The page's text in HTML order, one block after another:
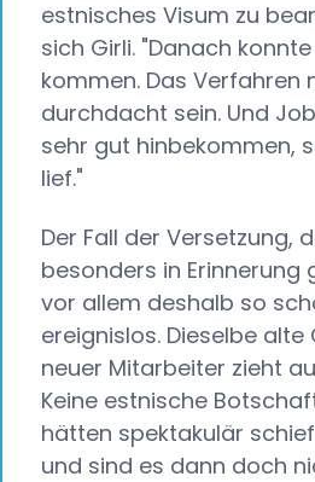
estnisches Visum zu
sich Girli. "Danach
kommen. Das Verfahren
durchdacht sein. Und
sehr gut hinbekommen,
lief."
Der Fall der Versetzung,
besonders in Erinnerung
vor allem deshalb so
ereignislos. Dieselbe alte
neuer Mitarbeiter zieht
Keine estnische
hätten spektakulär
und sind es dann doch